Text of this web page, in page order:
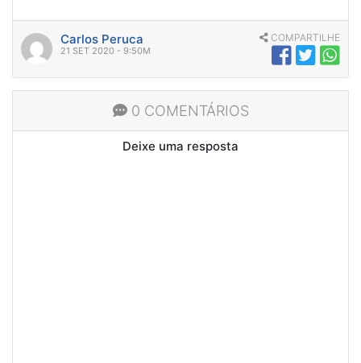
Carlos Peruca
21 SET 2020 - 9:50M
COMPARTILHE
0 COMENTÁRIOS
Deixe uma resposta